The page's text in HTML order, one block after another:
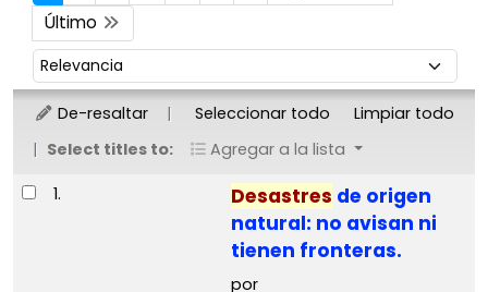
Último
Ordenar por:
De-resaltar Seleccionar todo
Limpiar todo
Select titles to:
Agregar a la lista
Resultados
1. Desastres de origen
natural: no avisan ni
tienen fronteras.
por